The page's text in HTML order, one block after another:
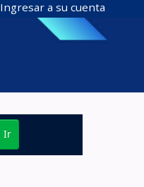
Ingresar a su cuenta
Ir